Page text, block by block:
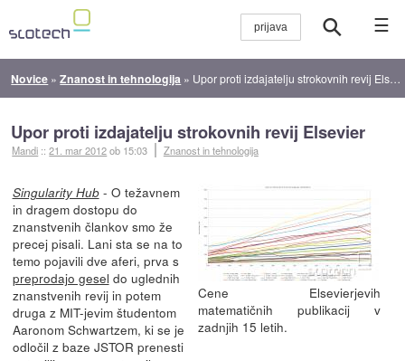
☰
Novice »Znanost in tehnologija » Upor proti izdajatelju strokovnih revij Elsevier
Upor proti izdajatelju strokovnih revij Elsevier
Mandi ::21. mar 2012ob 15:03 Znanost in tehnologija
Cene Elsevierjevih
matematičnih publikacij v
zadnjih 15 letih.
Singularity Hub- O težavnem
in dragem dostopu do
znanstvenih člankov smo že
precej pisali. Lani sta se na to
temo pojavili dve aferi, prva s
preprodajo gesel do uglednih
znanstvenih revij in potem
druga z MIT-jevim študentom
Aaronom Schwartzem, ki se je
odločil z baze JSTOR prenesti